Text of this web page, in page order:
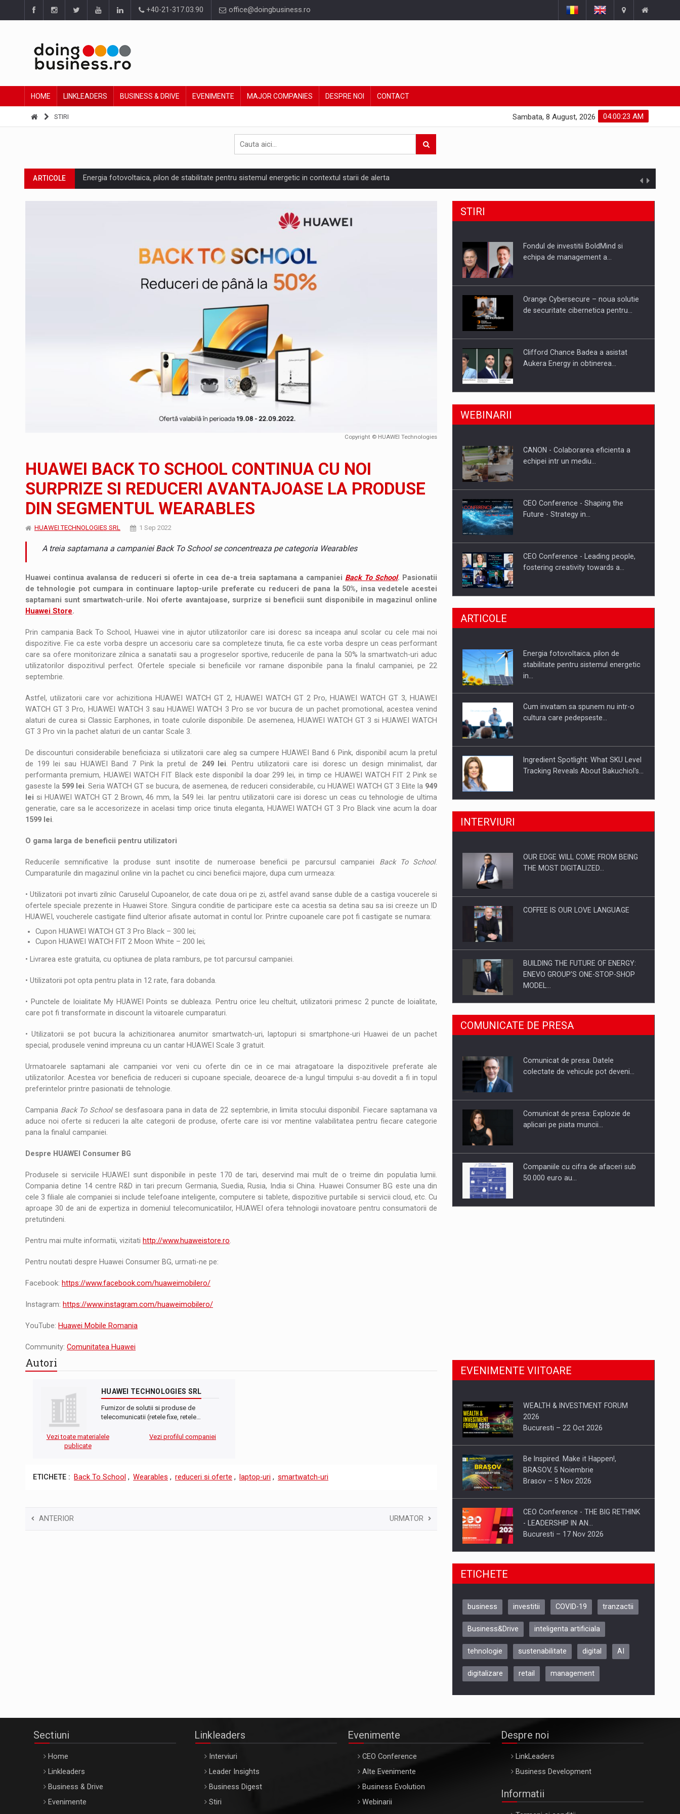
+40-21-317.03.90 office@doingbusiness.ro
HOME LINKLEADERS BUSINESS & DRIVE EVENIMENTE MAJOR COMPANIES DESPRE NOI CONTACT
STIRI 04:00:24 AM
Sambata, 8 August, 2026
ARTICOLE Energia fotovoltaica, pilon de stabilitate pentru sistemul energetic in contextul starii de alerta
ARTICOLE Cum invatam sa spunem nu intr-o cultura care pedepseste granitele?
Ingredient Spotlight: What SKU Level Tracking Reveals About Bakuchiol's Evolution
Producatorii si comerciantii care nu se supun noilor reglementari UE privind ambalajele pot risca retragerea produselor din piata
PUTTING ROMANIAN CORPORATE COMPANIES ON THE INTERNATIONAL BUSINESS SCENE
OUR EDGE WILL COME FROM BEING THE MOST DIGITALIZED WHOLESALER IN ROMANIA
COFFEE IS OUR LOVE LANGUAGE
Hard Enduro Piatra Craiului 2026, fueled by benzinariile RO concept OSCAR – peste 500 de participanti
Fondul de investitii BoldMind si echipa de management a Pall-Ex, liderul pietei de transport paletizat din Romania, preiau compania intr-o tranzactie de peste 25…
RANGE ROVER DEZVALUIE AL CINCILEA MEMBRU AL FAMILIEI: RANGE ROVER GT
STIRI JAECOO 5 SHS-H a ajuns in Romania
ARTICOLE Proteinmaxxing and the Future of Protein Demand
Copyright © HUAWEI Technologies
HUAWEI BACK TO SCHOOL CONTINUA CU NOI
SURPRIZE SI REDUCERI AVANTAJOASE LA PRODUSE
DIN SEGMENTUL WEARABLES
HUAWEI TECHNOLOGIES SRL 1 Sep 2022
A treia saptamana a campaniei Back To School se concentreaza pe categoria Wearables
Huawei continua avalansa de reduceri si oferte in cea de-a treia saptamana a campaniei Back To School. Pasionatii
de tehnologie pot cumpara in continuare laptop-urile preferate cu reduceri de pana la 50%, insa vedetele acestei
saptamani sunt smartwatch-urile. Noi oferte avantajoase, surprize si beneficii sunt disponibile in magazinul online
Huawei Store.
Prin campania Back To School, Huawei vine in ajutor utilizatorilor care isi doresc sa inceapa anul scolar cu cele mai noi
dispozitive. Fie ca este vorba despre un accesoriu care sa completeze tinuta, fie ca este vorba despre un ceas performant
care sa ofere monitorizare zilnica a sanatatii sau a progreselor sportive, reducerile de pana la 50% la smartwatch-uri aduc
utilizatorilor dispozitivul perfect. Ofertele speciale si beneficiile vor ramane disponibile pana la finalul campaniei, pe 22
septembrie.
Astfel, utilizatorii care vor achizitiona HUAWEI WATCH GT 2, HUAWEI WATCH GT 2 Pro, HUAWEI WATCH GT 3, HUAWEI
WATCH GT 3 Pro, HUAWEI WATCH 3 sau HUAWEI WATCH 3 Pro se vor bucura de un pachet promotional, acestea venind
alaturi de curea si Classic Earphones, in toate culorile disponibile. De asemenea, HUAWEI WATCH GT 3 si HUAWEI WATCH
GT 3 Pro vin la pachet alaturi de un cantar Scale 3.
De discounturi considerabile beneficiaza si utilizatorii care aleg sa cumpere HUAWEI Band 6 Pink, disponibil acum la pretul
de 199 lei sau HUAWEI Band 7 Pink la pretul de 249 lei. Pentru utilizatorii care isi doresc un design minimalist, dar
performanta premium, HUAWEI WATCH FIT Black este disponibil la doar 299 lei, in timp ce HUAWEI WATCH FIT 2 Pink se
gaseste la 599 lei. Seria WATCH GT se bucura, de asemenea, de reduceri considerabile, cu HUAWEI WATCH GT 3 Elite la 949
lei si HUAWEI WATCH GT 2 Brown, 46 mm, la 549 lei. Iar pentru utilizatorii care isi doresc un ceas cu tehnologie de ultima
generatie, care sa le accesorizeze in acelasi timp orice tinuta eleganta, HUAWEI WATCH GT 3 Pro Black vine acum la doar
1599 lei.
O gama larga de beneficii pentru utilizatori
Reducerile semnificative la produse sunt insotite de numeroase beneficii pe parcursul campaniei Back To School.
Cumparaturile din magazinul online vin la pachet cu cinci beneficii majore, dupa cum urmeaza:
• Utilizatorii pot invarti zilnic Caruselul Cupoanelor, de cate doua ori pe zi, astfel avand sanse duble de a castiga voucerele si
ofertele speciale prezente in Huawei Store. Singura conditie de participare este ca acestia sa detina sau sa isi creeze un ID
HUAWEI, voucherele castigate fiind ulterior afisate automat in contul lor. Printre cupoanele care pot fi castigate se numara:
Cupon HUAWEI WATCH GT 3 Pro Black – 300 lei;
Cupon HUAWEI WATCH FIT 2 Moon White – 200 lei;
• Livrarea este gratuita, cu optiunea de plata ramburs, pe tot parcursul campaniei.
• Utilizatorii pot opta pentru plata in 12 rate, fara dobanda.
• Punctele de loialitate My HUAWEI Points se dubleaza. Pentru orice leu cheltuit, utilizatorii primesc 2 puncte de loialitate,
care pot fi transformate in discount la viitoarele cumparaturi.
• Utilizatorii se pot bucura la achizitionarea anumitor smartwatch-uri, laptopuri si smartphone-uri Huawei de un pachet
special, produsele venind impreuna cu un cantar HUAWEI Scale 3 gratuit.
Urmatoarele saptamani ale campaniei vor veni cu oferte din ce in ce mai atragatoare la dispozitivele preferate ale
utilizatorilor. Acestea vor beneficia de reduceri si cupoane speciale, deoarece de-a lungul timpului s-au dovedit a fi in topul
preferintelor printre pasionatii de tehnologie.
Campania Back To Schoolse desfasoara pana in data de 22 septembrie, in limita stocului disponibil. Fiecare saptamana va
aduce noi oferte si reduceri la alte categorii de produse, oferte care isi vor mentine valabilitatea pentru fiecare categorie
pana la finalul campaniei.
Despre HUAWEI Consumer BG
Produsele si serviciile HUAWEI sunt disponibile in peste 170 de tari, deservind mai mult de o treime din populatia lumii.
Compania detine 14 centre R&D in tari precum Germania, Suedia, Rusia, India si China. Huawei Consumer BG este una din
cele 3 filiale ale companiei si include telefoane inteligente, computere si tablete, dispozitive purtabile si servicii cloud, etc. Cu
aproape 30 de ani de expertiza in domeniul telecomunicatiilor, HUAWEI ofera tehnologii inovatoare pentru consumatorii de
pretutindeni.
Pentru mai multe informatii, vizitati http://www.huaweistore.ro.
Pentru noutati despre Huawei Consumer BG, urmati-ne pe:
Facebook: https://www.facebook.com/huaweimobilero/
Instagram: https://www.instagram.com/huaweimobilero/
YouTube: Huawei Mobile Romania
Community: Comunitatea Huawei
Autori
HUAWEI TECHNOLOGIES SRL
Furnizor de solutii si produse de
telecomunicatii (retele fixe, retele…
Vezi toate materialele
publicate
Vezi profilul companiei
ETICHETE : Back To School , Wearables , reduceri si oferte , laptop-uri , smartwatch-uri
ANTERIOR URMATOR
STIRI
Fondul de investitii BoldMind si
echipa de management a…
Orange Cybersecure – noua solutie
de securitate cibernetica pentru…
Clifford Chance Badea a asistat
Aukera Energy in obtinerea…
SAPTE PERSONALITATI DIN MEDIUL
Hard Enduro Piatra Craiului 2026,
WEBINARII
CANON - Colaborarea eficienta a
echipei intr un mediu…
CEO Conference - Shaping the
Future - Strategy in…
CEO Conference - Leading people,
fostering creativity towards a…
CEO Conference - Shaping The
Webinar - Business Evolution-
RETHINK STRATEGY-Finantare
ARTICOLE
Energia fotovoltaica, pilon de
stabilitate pentru sistemul energetic
in…
Cum invatam sa spunem nu intr-o
cultura care pedepseste…
Ingredient Spotlight: What SKU Level
Tracking Reveals About Bakuchiol's…
Producatorii si comerciantii care nu
Proteinmaxxing and the Future of
INTERVIURI
OUR EDGE WILL COME FROM BEING
THE MOST DIGITALIZED…
COFFEE IS OUR LOVE LANGUAGE
BUILDING THE FUTURE OF ENERGY:
ENEVO GROUP’S ONE-STOP-SHOP
MODEL…
ROOTED IN ROMANIA, BUILT TO
DELIVER TECHNOLOGY FOR THE…
PUTTING ROMANIAN CORPORATE
COMUNICATE DE PRESA
Comunicat de presa: Datele
colectate de vehicule pot deveni…
Comunicat de presa: Explozie de
aplicari pe piata muncii…
Companiile cu cifra de afaceri sub
50.000 euro au…
EVENIMENTE VIITOARE
WEALTH & INVESTMENT FORUM
2026
Bucuresti – 22 Oct 2026
Be Inspired. Make it Happen!,
BRASOV, 5 Noiembrie
Brasov – 5 Nov 2026
CEO Conference - THE BIG RETHINK
- LEADERSHIP IN AN…
Bucuresti – 17 Nov 2026
Be Inspired. Make it Happen!, CLUJ, 9
ARTEMIS LETO, ORADEA, 8
Oradea – 8 Oct 2026
ETICHETE
business investitii COVID-19 tranzactii
Business&Drive inteligenta artificiala
tehnologie sustenabilitate digital AI
digitalizare retail management
Sectiuni
Home
Linkleaders
Business & Drive
Evenimente
Linkleaders
Interviuri
Leader Insights
Business Digest
Stiri
Evenimente
CEO Conference
Alte Evenimente
Business Evolution
Webinarii
Despre noi
LinkLeaders
Business Development
Informatii